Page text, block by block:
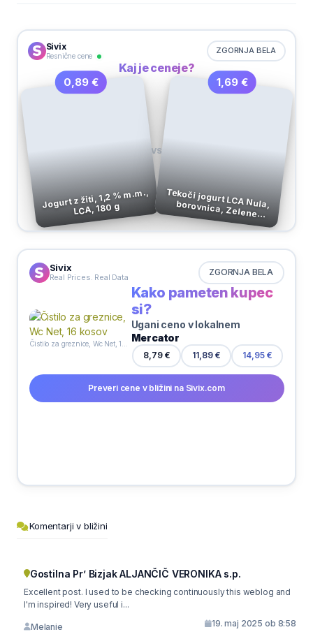
Sivix
Resnične cene
ZGORNJA BELA
Kaj je ceneje?
0,89 €
Jogurt z žiti, 1,2 % m.m.,
LCA, 180 g
VS
1,69 €
Tekoči jogurt LCA Nula, borovnica, Zelene
Doline, 500 g
Sivix
Real Prices. Real Data ZGORNJA BELA
Kako pameten kupec
si?
Ugani ceno v lokalnem
Mercator
8,79 € 11,89 € 14,95 €
Preveri cene v bližini na Sivix.com
Komentarji v bližini
Gostilna Pr’ Bizjak ALJANČIČ VERONIKA s.p.
Excellent post. I used to be checking continuously this weblog and
I'm inspired! Very useful i...
Melanie 19. maj 2025 ob 8:58